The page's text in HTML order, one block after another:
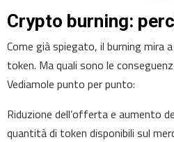
Crypto burning:
Come già spiegato, il burning mira
token. Ma quali sono le
Vediamole punto per punto:
Riduzione dell’offerta e aumento
quantità di token disponibili sul